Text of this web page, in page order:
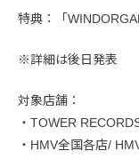
特典：「
※詳細は後日発表
対象店舗：
・TOWER
・HMV全国各店/